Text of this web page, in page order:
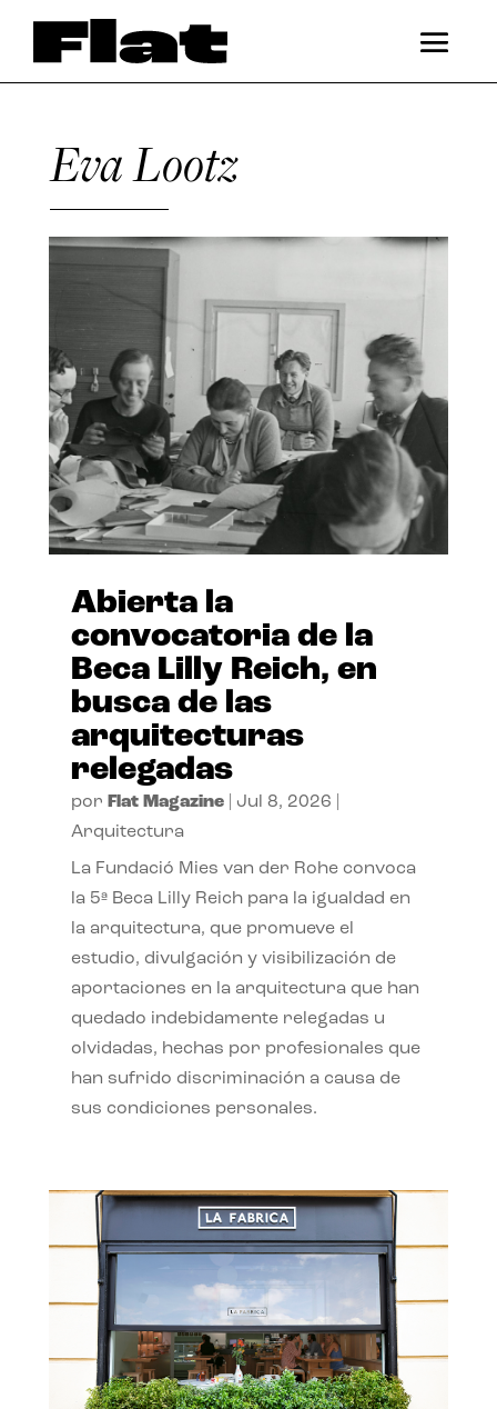
Eva Lootz
Abierta la
convocatoria de la
Beca Lilly Reich, en
busca de las
arquitecturas
relegadas
por Flat Magazine| Jul 8, 2026
Arquitectura
La Fundació Mies van der Rohe convoca
la 5ª Beca Lilly Reich para la igualdad en
la arquitectura, que promueve el
estudio, divulgación y visibilización de
aportaciones en la arquitectura que han
quedado indebidamente relegadas u
olvidadas, hechas por profesionales que
han sufrido discriminación a causa de
sus condiciones personales.